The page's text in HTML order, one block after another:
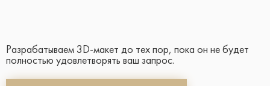
Разрабатываем 3D-макет до тех пор, пока он не будет
полностью удовлетворять ваш запрос.